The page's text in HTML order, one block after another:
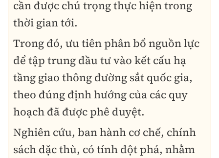
cần được chú trọng thực hiện trong
thời gian tới.
Trong đó, ưu tiên phân bổ nguồn lực
để tập trung đầu tư vào kết cấu hạ
tầng giao thông đường sắt quốc gia,
theo đúng định hướng của các quy
hoạch đã được phê duyệt.
Nghiên cứu, ban hành cơ chế, chính
sách đặc thù, có tính đột phá, nhằm